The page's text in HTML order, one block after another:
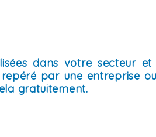
dans votre secteur et
par une entreprise
gratuitement.